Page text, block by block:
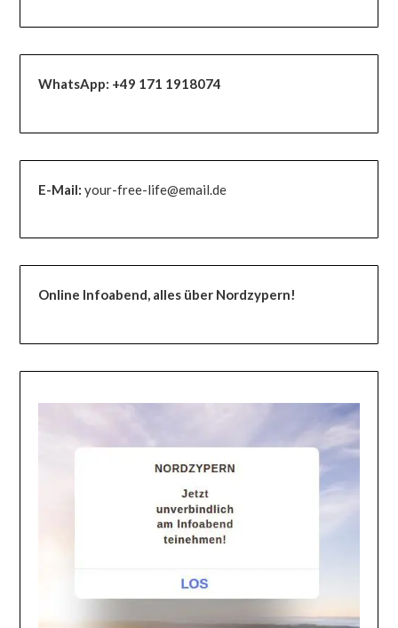
WhatsApp: +49 171 1918074
E-Mail:your-free-life@email.de
Online Infoabend, alles über Nordzypern!